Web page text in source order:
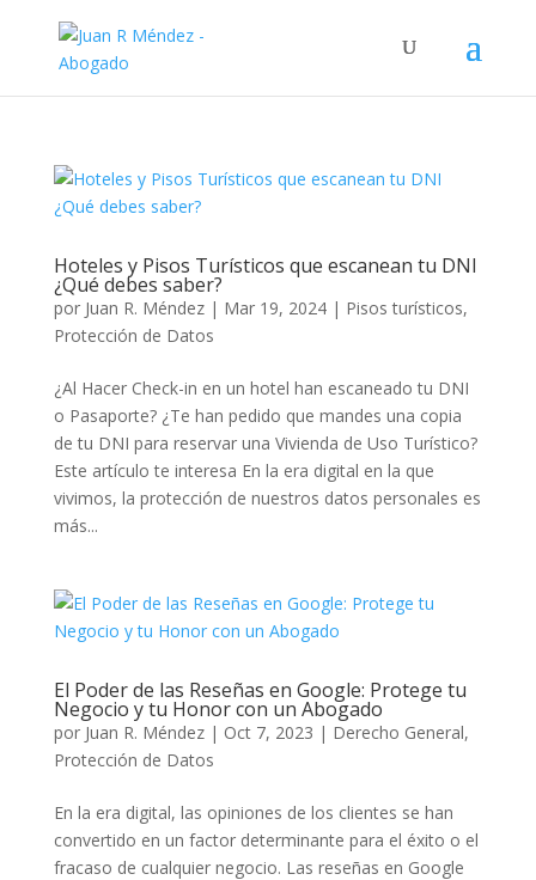
Hoteles y Pisos Turísticos que escanean tu DNI
¿Qué debes saber?
por Juan R. Méndez| Mar 19, 2024| Pisos turísticos,
Protección de Datos
¿Al Hacer Check-in en un hotel han escaneado tu DNI
o Pasaporte? ¿Te han pedido que mandes una copia
de tu DNI para reservar una Vivienda de Uso Turístico?
Este artículo te interesa En la era digital en la que
vivimos, la protección de nuestros datos personales es
más...
El Poder de las Reseñas en Google: Protege tu
Negocio y tu Honor con un Abogado
por Juan R. Méndez| Oct 7, 2023 | Derecho General,
Protección de Datos
En la era digital, las opiniones de los clientes se han
convertido en un factor determinante para el éxito o el
fracaso de cualquier negocio. Las reseñas en Google